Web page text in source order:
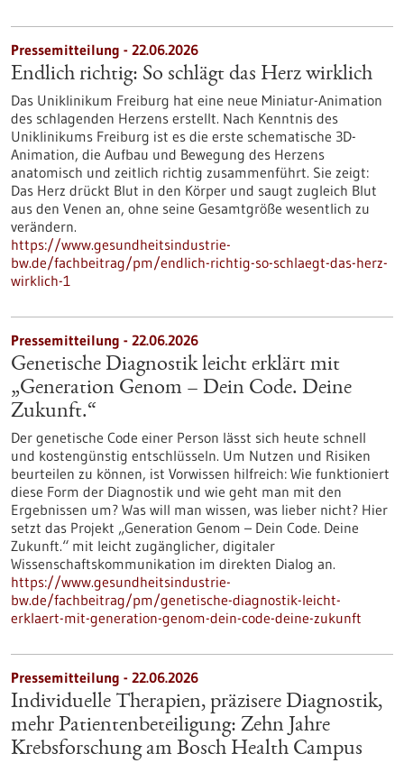
Pressemitteilung - 22.06.2026
Endlich richtig: So schlägt das Herz wirklich
Das Uniklinikum Freiburg hat eine neue Miniatur-Animation
des schlagenden Herzens erstellt. Nach Kenntnis des
Uniklinikums Freiburg ist es die erste schematische 3D-
Animation, die Aufbau und Bewegung des Herzens
anatomisch und zeitlich richtig zusammenführt. Sie zeigt:
Das Herz drückt Blut in den Körper und saugt zugleich Blut
aus den Venen an, ohne seine Gesamtgröße wesentlich zu
verändern.
https://www.gesundheitsindustrie-
bw.de/fachbeitrag/pm/endlich-richtig-so-schlaegt-das-herz-
wirklich-1
Pressemitteilung - 22.06.2026
Genetische Diagnostik leicht erklärt mit
„Generation Genom – Dein Code. Deine
Zukunft.“
Der genetische Code einer Person lässt sich heute schnell
und kostengünstig entschlüsseln. Um Nutzen und Risiken
beurteilen zu können, ist Vorwissen hilfreich: Wie funktioniert
diese Form der Diagnostik und wie geht man mit den
Ergebnissen um? Was will man wissen, was lieber nicht? Hier
setzt das Projekt „Generation Genom – Dein Code. Deine
Zukunft.“ mit leicht zugänglicher, digitaler
Wissenschaftskommunikation im direkten Dialog an.
https://www.gesundheitsindustrie-
bw.de/fachbeitrag/pm/genetische-diagnostik-leicht-
erklaert-mit-generation-genom-dein-code-deine-zukunft
Pressemitteilung - 22.06.2026
Individuelle Therapien, präzisere Diagnostik,
mehr Patientenbeteiligung: Zehn Jahre
Krebsforschung am Bosch Health Campus